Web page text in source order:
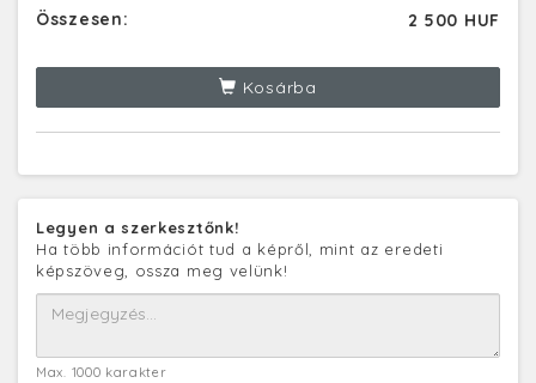
Összesen: 2 500 HUF
Kosárba
Legyen a szerkesztőnk!
Ha több információt tud a képről, mint az eredeti
képszöveg, ossza meg velünk!
Max. 1000 karakter